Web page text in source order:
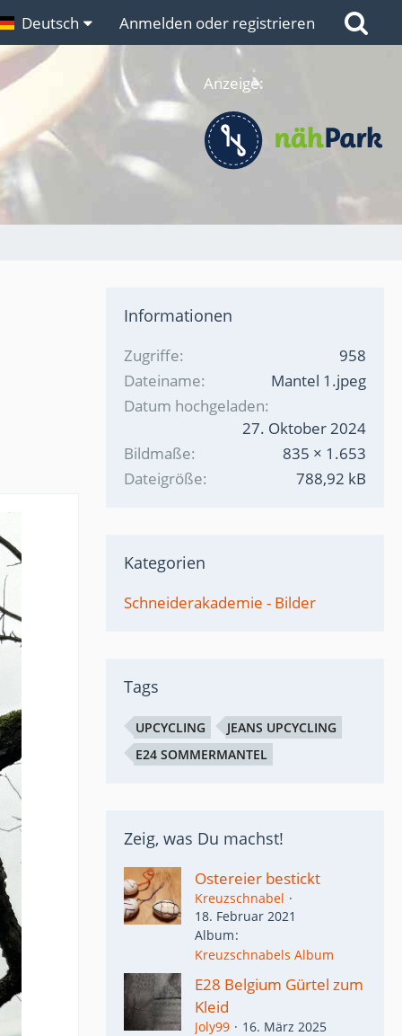
Links
Deutsch Anmelden oder registrieren
Anzeige:
Informationen
Zugriffe
958
Dateiname
Mantel 1.jpeg
Datum hochgeladen
27. Oktober 2024
Bildmaße
835 × 1.653
Dateigröße
788,92 kB
Kategorien
Schneiderakademie - Bilder
Tags
UPCYCLING
JEANS UPCYCLING
E24 SOMMERMANTEL
Zeig, was Du machst!
Ostereier bestickt
Kreuzschnabel
18. Februar 2021
Album
Kreuzschnabels Album
E28 Belgium Gürtel zum
Kleid
Joly99 16. März 2025